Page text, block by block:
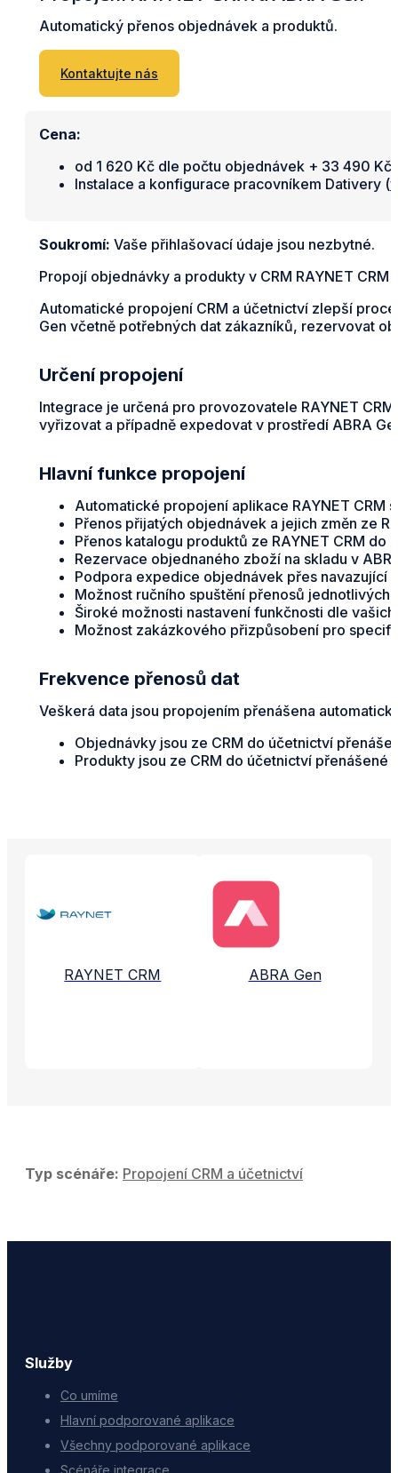
Automatický přenos objednávek a produktů.
Kontaktujte nás
Cena:
od 1 620 Kč dle počtu objednávek + 33 490 Kč
Instalace a konfigurace pracovníkem Dativery (
Soukromí: Vaše přihlašovací údaje jsou nezbytné.
Propojí objednávky a produkty v CRM RAYNET CRM
Automatické propojení CRM a účetnictví zlepší
Gen včetně potřebných dat zákazníků, rezervovat
Určení propojení
Integrace je určená pro provozovatele RAYNET
vyřizovat a případně expedovat v prostředí ABRA
Hlavní funkce propojení
Automatické propojení aplikace RAYNET CRM
Přenos přijatých objednávek a jejich změn ze
Přenos katalogu produktů ze RAYNET CRM do
Rezervace objednaného zboží na skladu v
Podpora expedice objednávek přes navazující
Možnost ručního spuštění přenosů jednotlivých
Široké možnosti nastavení funkčnosti dle
Možnost zakázkového přizpůsobení pro
Frekvence přenosů dat
Veškerá data jsou propojením přenášena
Objednávky jsou ze CRM do účetnictví
Produkty jsou ze CRM do účetnictví
Propojené aplikace a služby
RAYNET CRM ABRA Gen
Typ scénáře: Propojení CRM a účetnictví
Služby
Co umíme
Hlavní podporované aplikace
Všechny podporované aplikace
Scénáře integrace